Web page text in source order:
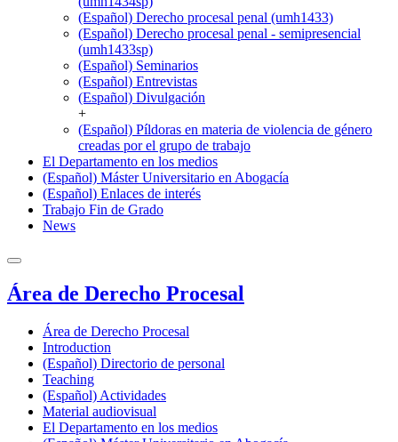
(Español) Derecho procesal penal (umh1433)
(Español) Derecho procesal penal - semipresencial
(umh1433sp)
(Español) Seminarios
(Español) Entrevistas
(Español) Divulgación
+
(Español) Píldoras en materia de violencia de género
creadas por el grupo de trabajo
El Departamento en los medios
(Español) Máster Universitario en Abogacía
(Español) Enlaces de interés
Trabajo Fin de Grado
News
Área de Derecho Procesal
Área de Derecho Procesal
Introduction
(Español) Directorio de personal
Teaching
(Español) Actividades
Material audiovisual
El Departamento en los medios